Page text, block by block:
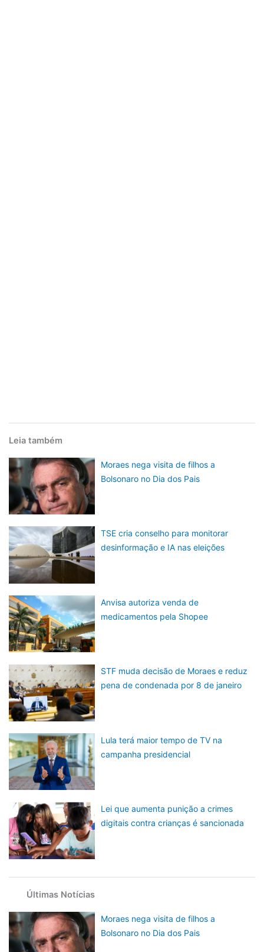
Leia também
Moraes nega visita de filhos a
Bolsonaro no Dia dos Pais
TSE cria conselho para monitorar
desinformação e IA nas eleições
Anvisa autoriza venda de
medicamentos pela Shopee
STF muda decisão de Moraes e reduz
pena de condenada por 8 de janeiro
Lula terá maior tempo de TV na
campanha presidencial
Lei que aumenta punição a crimes
digitais contra crianças é sancionada
Últimas Notícias
Moraes nega visita de filhos a
Bolsonaro no Dia dos Pais